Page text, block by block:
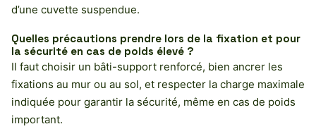
d’une cuvette suspendue.
Quelles précautions prendre lors de la fixation et pour
la sécurité en cas de poids élevé ?
Il faut choisir un bâti-support renforcé, bien ancrer les
fixations au mur ou au sol, et respecter la charge maximale
indiquée pour garantir la sécurité, même en cas de poids
important.